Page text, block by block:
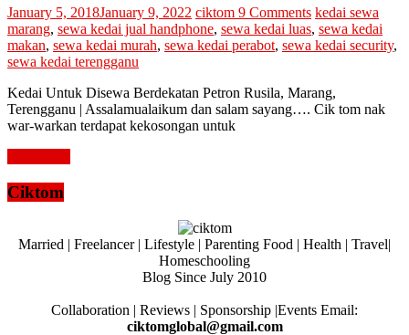
January 5, 2018January 9, 2022 ciktom 9 Comments kedai sewa
marang, sewa kedai jual handphone, sewa kedai luas, sewa kedai
makan, sewa kedai murah, sewa kedai perabot, sewa kedai security,
sewa kedai terengganu
Kedai Untuk Disewa Berdekatan Petron Rusila, Marang,
Terengganu | Assalamualaikum dan salam sayang…. Cik tom nak
war-warkan terdapat kekosongan untuk
Ciktom
Married | Freelancer | Lifestyle | Parenting Food | Health | Travel|
Homeschooling
Blog Since July 2010
Collaboration | Reviews | Sponsorship |Events Email:
ciktomglobal@gmail.com